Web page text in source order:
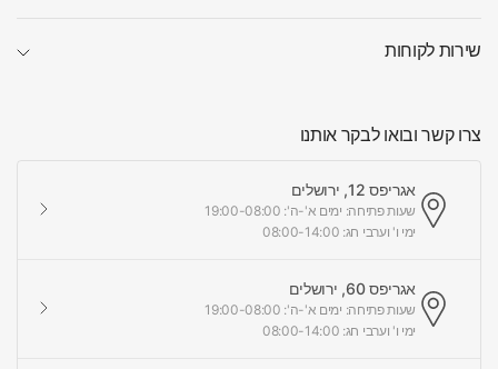
שירות לקוחות
צרו קשר ובואו לבקר אותנו
אגריפס 12, ירושלים
שעות פתיחה: ימים א'-ה': 19:00-08:00
ימי ו' וערבי חג: 08:00-14:00
אגריפס 60, ירושלים
שעות פתיחה: ימים א'-ה': 19:00-08:00
ימי ו' וערבי חג: 08:00-14:00